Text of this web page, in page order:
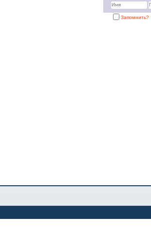
Запомнить?